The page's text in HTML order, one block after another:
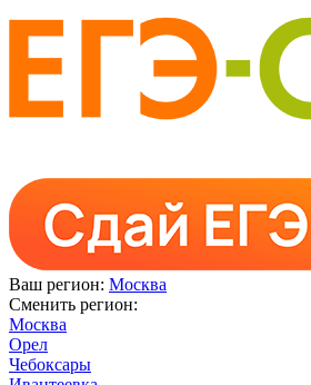
Ваш регион: Москва
Сменить регион:
Москва
Орел
Чебоксары